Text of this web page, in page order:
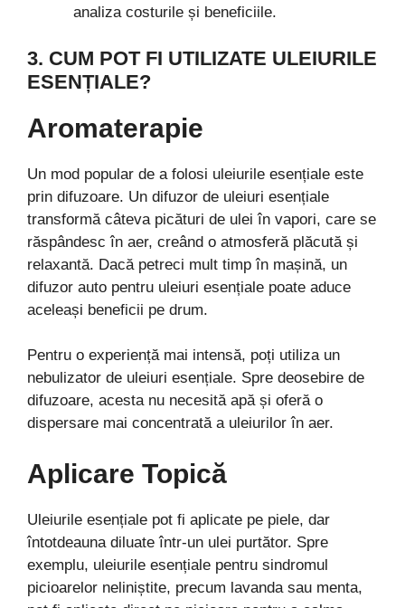
analiza costurile și beneficiile.
3. CUM POT FI UTILIZATE ULEIURILE
ESENȚIALE?
Aromaterapie
Un mod popular de a folosi uleiurile esențiale este
prin difuzoare. Un difuzor de uleiuri esențiale
transformă câteva picături de ulei în vapori, care se
răspândesc în aer, creând o atmosferă plăcută și
relaxantă. Dacă petreci mult timp în mașină, un
difuzor auto pentru uleiuri esențiale poate aduce
aceleași beneficii pe drum.
Pentru o experiență mai intensă, poți utiliza un
nebulizator de uleiuri esențiale. Spre deosebire de
difuzoare, acesta nu necesită apă și oferă o
dispersare mai concentrată a uleiurilor în aer.
Aplicare Topică
Uleiurile esențiale pot fi aplicate pe piele, dar
întotdeauna diluate într-un ulei purtător. Spre
exemplu, uleiurile esențiale pentru sindromul
picioarelor neliniștite, precum lavanda sau menta,